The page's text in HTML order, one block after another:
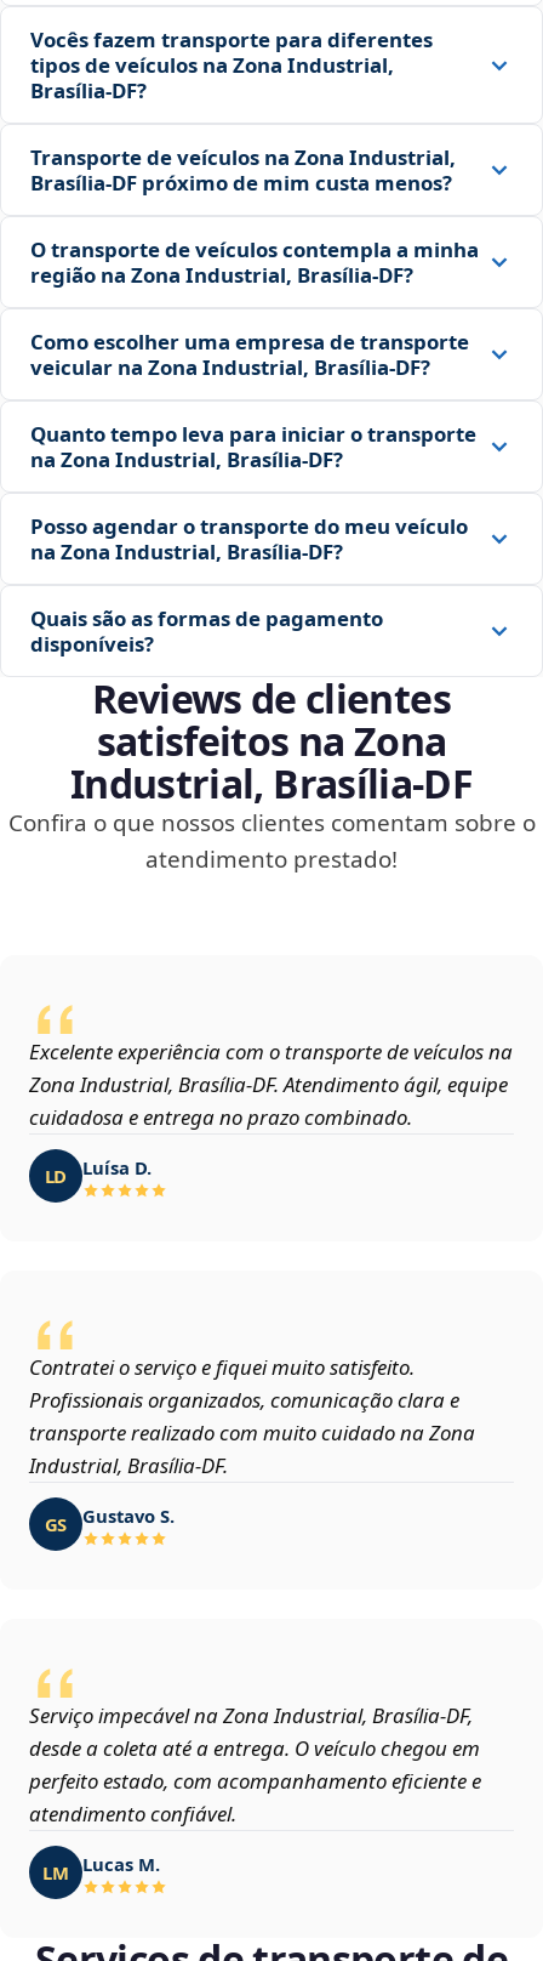
Vocês fazem transporte para diferentes
tipos de veículos na Zona Industrial,
Brasília‑DF?
Transporte de veículos na Zona Industrial,
Brasília‑DF próximo de mim custa menos?
O transporte de veículos contempla a minha
região na Zona Industrial, Brasília‑DF?
Como escolher uma empresa de transporte
veicular na Zona Industrial, Brasília‑DF?
Quanto tempo leva para iniciar o transporte
na Zona Industrial, Brasília‑DF?
Posso agendar o transporte do meu veículo
na Zona Industrial, Brasília‑DF?
Quais são as formas de pagamento
disponíveis?
Reviews de clientes
satisfeitos na Zona
Industrial, Brasília‑DF
Confira o que nossos clientes comentam sobre o
atendimento prestado!
Excelente experiência com o transporte de veículos na
Zona Industrial, Brasília‑DF. Atendimento ágil, equipe
cuidadosa e entrega no prazo combinado.
LD Luísa D.
Contratei o serviço e fiquei muito satisfeito.
Profissionais organizados, comunicação clara e
transporte realizado com muito cuidado na Zona
Industrial, Brasília‑DF.
GS Gustavo S.
Serviço impecável na Zona Industrial, Brasília‑DF,
desde a coleta até a entrega. O veículo chegou em
perfeito estado, com acompanhamento eficiente e
atendimento confiável.
LM Lucas M.